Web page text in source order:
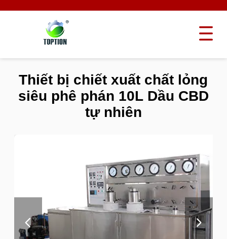
Thiết bị chiết xuất chất lỏng
siêu phê phán 10L Dầu CBD
tự nhiên